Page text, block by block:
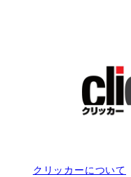
クリッカーについて